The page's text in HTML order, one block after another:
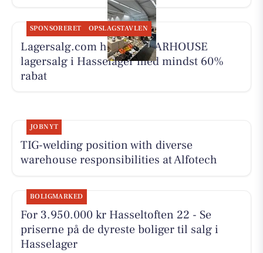
SPONSORERET OPSLAGSTAVLEN
Lagersalg.com holder WEARHOUSE
lagersalg i Hasselager med mindst 60%
rabat
JOBNYT
TIG-welding position with diverse
warehouse responsibilities at Alfotech
BOLIGMARKED
For 3.950.000 kr Hasseltoften 22 - Se
priserne på de dyreste boliger til salg i
Hasselager